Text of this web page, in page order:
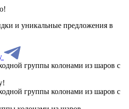
и уникальные предложения в